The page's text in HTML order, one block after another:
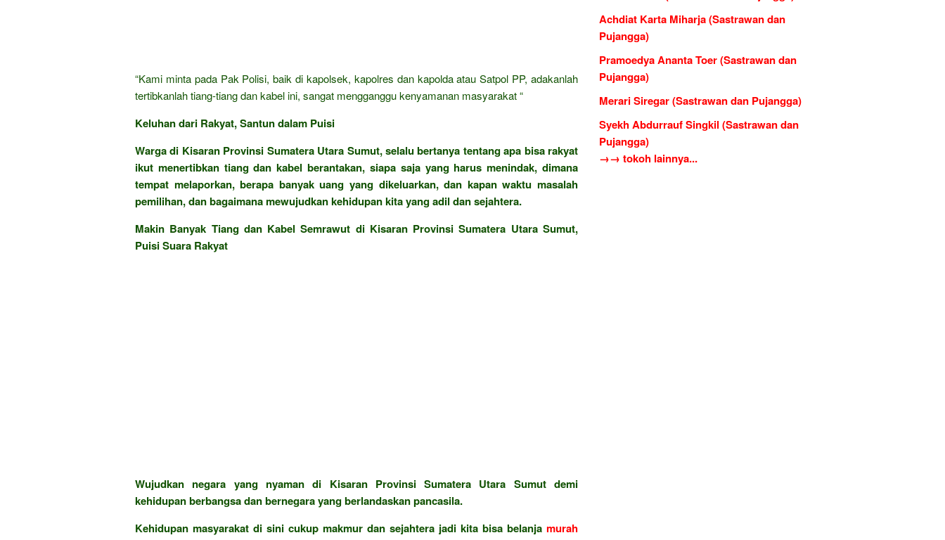
“Kami minta pada Pak Polisi, baik di kapolsek, kapolres dan kapolda atau Satpol PP, adakanlah
tertibkanlah tiang-tiang dan kabel ini, sangat mengganggu kenyamanan masyarakat “
Keluhan dari Rakyat, Santun dalam Puisi
Warga di Kisaran Provinsi Sumatera Utara Sumut, selalu bertanya tentang apa bisa rakyat
ikut menertibkan tiang dan kabel berantakan, siapa saja yang harus menindak, dimana
tempat melaporkan, berapa banyak uang yang dikeluarkan, dan kapan waktu masalah
pemilihan, dan bagaimana mewujudkan kehidupan kita yang adil dan sejahtera.
Makin Banyak Tiang dan Kabel Semrawut di Kisaran Provinsi Sumatera Utara Sumut,
Puisi Suara Rakyat
Wujudkan negara yang nyaman di Kisaran Provinsi Sumatera Utara Sumut demi
kehidupan berbangsa dan bernegara yang berlandaskan pancasila.
Kehidupan masyarakat di sini cukup makmur dan sejahtera jadi kita bisa belanja murah
Achdiat Karta Miharja (Sastrawan dan
Pujangga)
Pramoedya Ananta Toer (Sastrawan dan
Pujangga)
Merari Siregar (Sastrawan dan Pujangga)
Syekh Abdurrauf Singkil (Sastrawan dan
Pujangga)
→→ tokoh lainnya...